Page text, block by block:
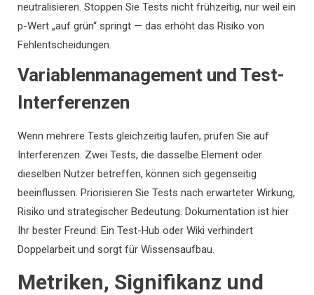
neutralisieren. Stoppen Sie Tests nicht frühzeitig, nur weil ein
p-Wert „auf grün“ springt — das erhöht das Risiko von
Fehlentscheidungen.
Variablenmanagement und Test-
Interferenzen
Wenn mehrere Tests gleichzeitig laufen, prüfen Sie auf
Interferenzen. Zwei Tests, die dasselbe Element oder
dieselben Nutzer betreffen, können sich gegenseitig
beeinflussen. Priorisieren Sie Tests nach erwarteter Wirkung,
Risiko und strategischer Bedeutung. Dokumentation ist hier
Ihr bester Freund: Ein Test-Hub oder Wiki verhindert
Doppelarbeit und sorgt für Wissensaufbau.
Metriken, Signifikanz und